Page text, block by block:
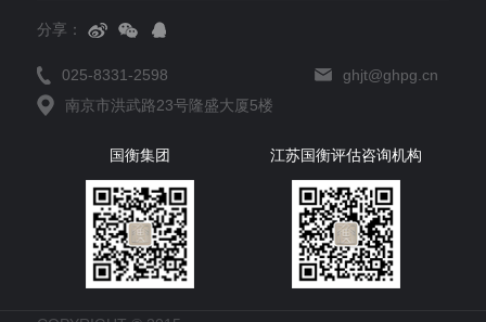
分享：
025-8331-2598
ghjt@ghpg.cn
南京市洪武路23号隆盛大厦5楼
国衡集团 江苏国衡评估咨询机构